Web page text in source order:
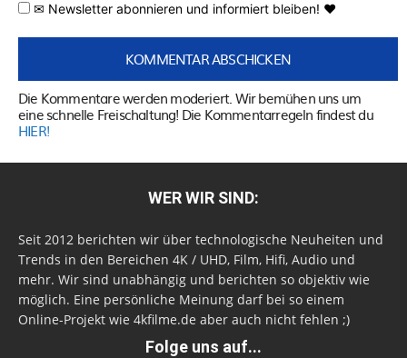
✉ Newsletter abonnieren und informiert bleiben! ♥
Die Kommentare werden moderiert. Wir bemühen uns um
eine schnelle Freischaltung! Die Kommentarregeln findest du
HIER!
WER WIR SIND:
Seit 2012 berichten wir über technologische Neuheiten und
Trends in den Bereichen 4K / UHD, Film, Hifi, Audio und
mehr. Wir sind unabhängig und berichten so objektiv wie
möglich. Eine persönliche Meinung darf bei so einem
Online-Projekt wie 4kfilme.de aber auch nicht fehlen ;)
Folge uns auf...